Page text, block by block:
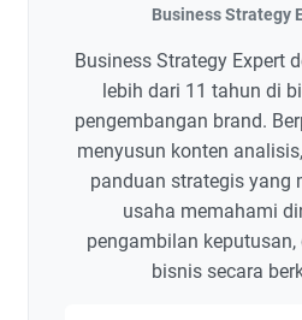
Business Strategy
Business Strategy Expert
lebih dari 11 tahun di
pengembangan brand.
menyusun konten
panduan strategis yang
usaha memahami
pengambilan
bisnis secara